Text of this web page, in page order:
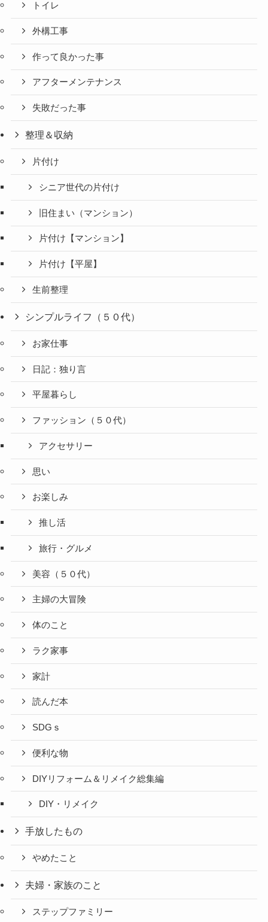
トイレ
外構工事
作って良かった事
アフターメンテナンス
失敗だった事
整理＆収納
片付け
シニア世代の片付け
旧住まい（マンション）
片付け【マンション】
片付け【平屋】
生前整理
シンプルライフ（５０代）
お家仕事
日記：独り言
平屋暮らし
ファッション（５０代）
アクセサリー
思い
お楽しみ
推し活
旅行・グルメ
美容（５０代）
主婦の大冒険
体のこと
ラク家事
家計
読んだ本
SDGｓ
便利な物
DIYリフォーム＆リメイク総集編
DIY・リメイク
手放したもの
やめたこと
夫婦・家族のこと
ステップファミリー